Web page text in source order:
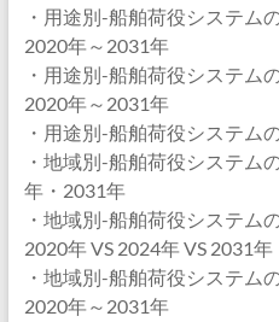
・用途別-船舶荷役システム
2020年～2031年
・用途別-船舶荷役システム
2020年～2031年
・用途別-船舶荷役システム
・地域別-船舶荷役システム
年・2031年
・地域別-船舶荷役システム
2020年 VS 2024年 VS 2031年
・地域別-船舶荷役システム
2020年～2031年